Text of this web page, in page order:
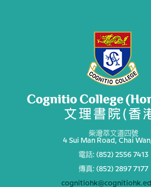
柴灣萃文道四號
4 Sui Man Road, Chai
電話: (852) 2556 7413
傳真: (852) 2897 7177